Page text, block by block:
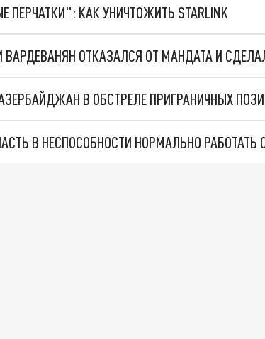
КАК УНИЧТОЖИТЬ STARLINK
В НЕСПОСОБНОСТИ НОРМАЛЬНО РАБОТАТЬ